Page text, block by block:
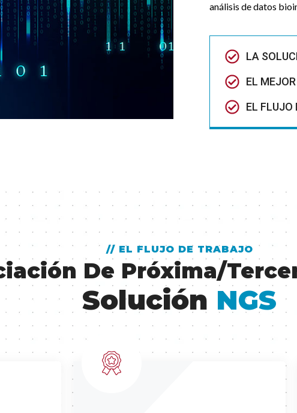
análisis de datos
LA
EL
EL FLUJO
// EL FLUJO DE TRABAJO
De Próxima/
Solución NGS